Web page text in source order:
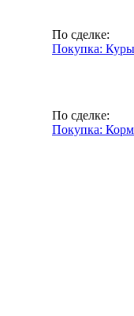
По сделке:
Покупка:
По сделке:
Покупка: Корм